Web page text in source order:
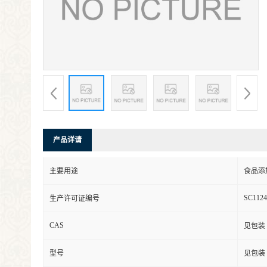
产品详请
主要用途 食品添
生产许可证编号
CAS 见包装
型号 见包装